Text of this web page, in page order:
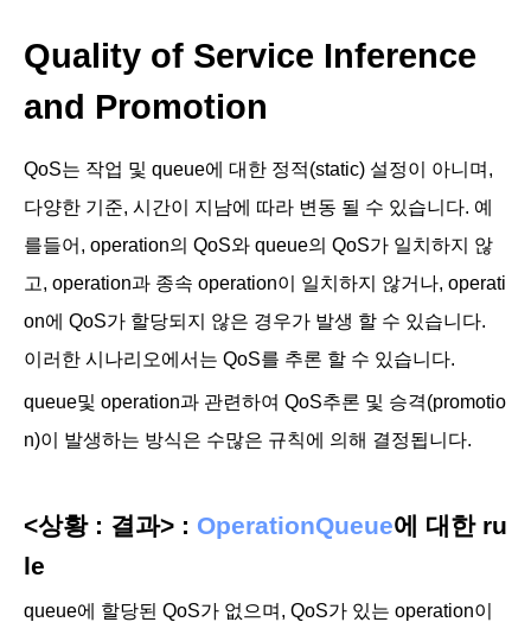
Quality of Service Inference
and Promotion
QoS는 작업 및 queue에 대한 정적(static) 설정이 아니며,
다양한 기준, 시간이 지남에 따라 변동 될 수 있습니다. 예
를들어, operation의 QoS와 queue의 QoS가 일치하지 않
고, operation과 종속 operation이 일치하지 않거나, operati
on에 QoS가 할당되지 않은 경우가 발생 할 수 있습니다.
이러한 시나리오에서는 QoS를 추론 할 수 있습니다.
queue및 operation과 관련하여 QoS추론 및 승격(promotio
n)이 발생하는 방식은 수많은 규칙에 의해 결정됩니다.
<상황 : 결과> : OperationQueue에 대한 ru
le
queue에 할당된 QoS가 없으며, QoS가 있는 operation이